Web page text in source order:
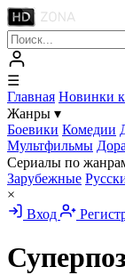
☰
Главная Новинки
Жанры ▾
Боевики Комедии
Мультфильмы
Сериалы по
Зарубежные
×
Вход